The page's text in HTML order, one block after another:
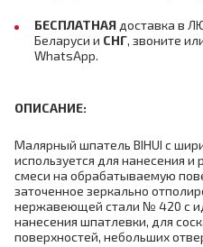
БЕСПЛАТНАЯ доставка в
Беларуси и СНГ, звоните
WhatsApp.
ОПИСАНИЕ:
Малярный шпатель BIHUI с
используется для нанесения
смеси на обрабатываемую
заточенное зеркально
нержавеющей стали № 420 с
нанесения шпатлевки, для
поверхностей, небольших